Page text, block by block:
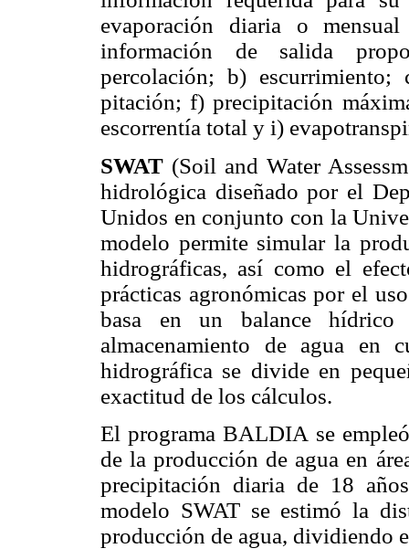
evaporación diaria o
información de salida
percolación; b)
pitación; f) precipitación
escorrentía total y i)
SWAT (Soil and Water
hidrológica diseñado por el
Unidos en conjunto con la
modelo permite simular la
hidrográficas, así como el
prácticas agronómicas por el
basa en un balance hídrico
almacenamiento de agua en
hidrográfica se divide en
exactitud de los cálculos.
El programa BALDIA se
de la producción de agua en
precipitación diaria de 18
modelo SWAT se estimó la
producción de agua, dividiendo